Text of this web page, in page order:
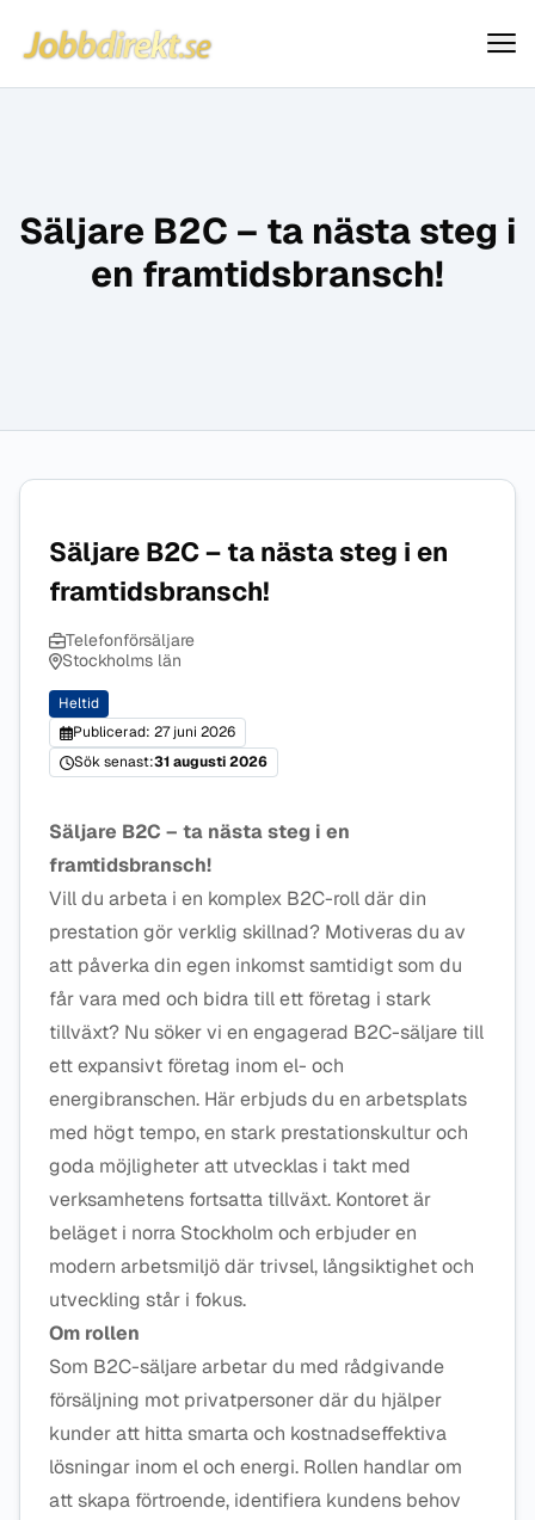
Hoppa till innehåll
Jobbdirekt
Säljare B2C – ta nästa steg i
en framtidsbransch!
Säljare B2C – ta nästa steg i en
framtidsbransch!
Telefonförsäljare
Stockholms län
Heltid
Publicerad: 27 juni 2026
Sök senast:31 augusti 2026
Säljare B2C – ta nästa steg i en
framtidsbransch!
Vill du arbeta i en komplex B2C-roll där din
prestation gör verklig skillnad? Motiveras du av
att påverka din egen inkomst samtidigt som du
får vara med och bidra till ett företag i stark
tillväxt? Nu söker vi en engagerad B2C-säljare till
ett expansivt företag inom el- och
energibranschen. Här erbjuds du en arbetsplats
med högt tempo, en stark prestationskultur och
goda möjligheter att utvecklas i takt med
verksamhetens fortsatta tillväxt. Kontoret är
beläget i norra Stockholm och erbjuder en
modern arbetsmiljö där trivsel, långsiktighet och
utveckling står i fokus.
Om rollen
Som B2C-säljare arbetar du med rådgivande
försäljning mot privatpersoner där du hjälper
kunder att hitta smarta och kostnadseffektiva
lösningar inom el och energi. Rollen handlar om
att skapa förtroende, identifiera kundens behov